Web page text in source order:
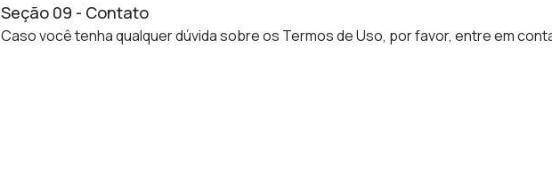
Seção 09 - Contato
Caso você tenha qualquer dúvida sobre os Termos de Uso, por favor, entre em